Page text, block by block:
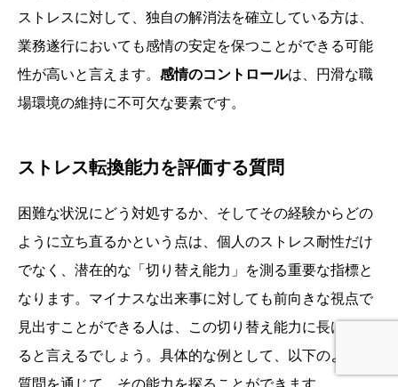
ストレスに対して、独自の解消法を確立している方は、
業務遂行においても感情の安定を保つことができる可能
性が高いと言えます。 感情のコントロールは、円滑な職
場環境の維持に不可欠な要素です。
ストレス転換能力を評価する質問
困難な状況にどう対処するか、そしてその経験からどの
ように立ち直るかという点は、個人のストレス耐性だけ
でなく、潜在的な「切り替え能力」を測る重要な指標と
なります。マイナスな出来事に対しても前向きな視点で
見出すことができる人は、この切り替え能力に長けてい
ると言えるでしょう。具体的な例として、以下のような
質問を通じて、その能力を探ることができます。